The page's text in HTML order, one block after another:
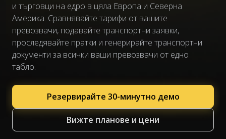
и търговци на едро в цяла Европа и Северна
Америка. Сравнявайте тарифи от вашите
превозвачи, подавайте транспортни заявки,
проследявайте пратки и генерирайте транспортни
документи за всички ваши превозвачи от едно
табло.
Резервирайте 30-минутно демо
Вижте планове и цени